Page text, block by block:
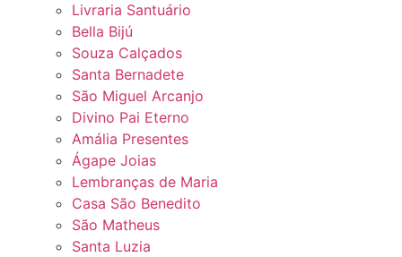
Livraria Santuário
Bella Bijú
Souza Calçados
Santa Bernadete
São Miguel Arcanjo
Divino Pai Eterno
Amália Presentes
Ágape Joias
Lembranças de Maria
Casa São Benedito
São Matheus
Santa Luzia